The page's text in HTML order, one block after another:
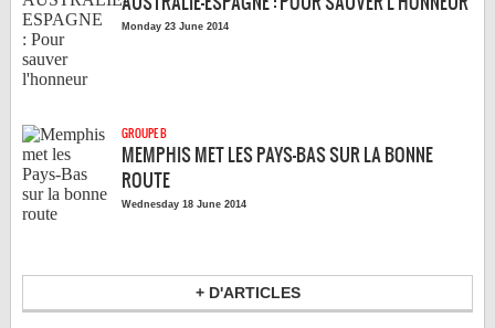
HISTORIQUE
COUPE DES CONFÉDÉRATIONS
Monday 23 June 2014
GROUPE B
MEMPHIS MET LES PAYS-BAS SUR LA BONNE
ROUTE
Wednesday 18 June 2014
+ D'ARTICLES